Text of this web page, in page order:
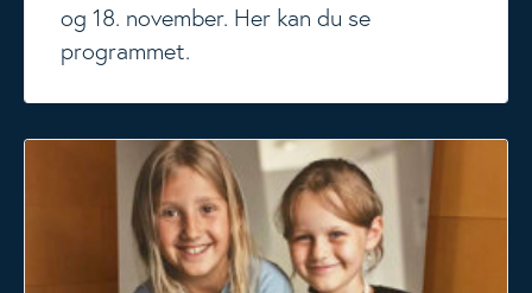
og 18. november. Her kan du se
programmet.
Sunde Børn 2015